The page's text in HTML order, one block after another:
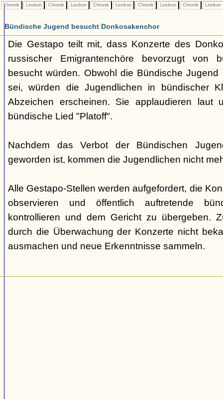
Chronik Lexikon Chronik Lexikon Chronik Lexikon Chronik Lexikon Chronik Lexikon
Bündische Jugend besucht Donkosakenchor
Die Gestapo teilt mit, dass Konzerte des
russischer Emigrantenchöre bevorzugt von
besucht würden. Obwohl die Bündische Jugend
sei, würden die Jugendlichen in bündischer
Abzeichen erscheinen. Sie applaudieren laut
bündische Lied "Platoff".
Nachdem das Verbot der Bündischen
geworden ist, kommen die Jugendlichen nicht
Alle Gestapo-Stellen werden aufgefordert, die
observieren und öffentlich auftretende
kontrollieren und dem Gericht zu übergeben.
durch die Überwachung der Konzerte nicht
ausmachen und neue Erkenntnisse sammeln.